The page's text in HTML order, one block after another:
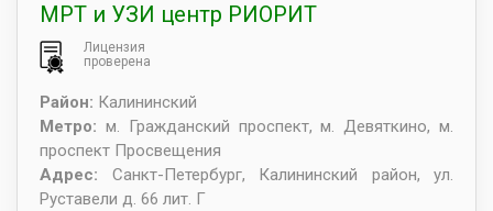
МРТ и УЗИ центр РИОРИТ
Лицензия
проверена
Район: Калининский
Метро: м. Гражданский проспект, м. Девяткино, м.
проспект Просвещения
Адрес: Санкт-Петербург, Калининский район, ул.
Руставели д. 66 лит. Г